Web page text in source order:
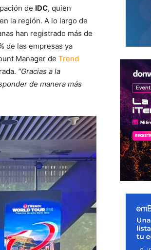
de IDC, quien
la región. A lo largo de
han registrado más de
de las empresas ya
Manager de Trend
“Gracias a la
de manera más